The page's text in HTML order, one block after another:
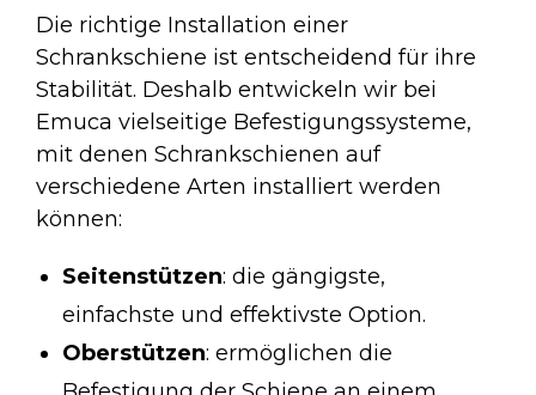
Die richtige Installation einer
Schrankschiene ist entscheidend für ihre
Stabilität. Deshalb entwickeln wir bei
Emuca vielseitige Befestigungssysteme,
mit denen Schrankschienen auf
verschiedene Arten installiert werden
können:
Seitenstützen: die gängigste,
einfachste und effektivste Option.
Oberstützen: ermöglichen die